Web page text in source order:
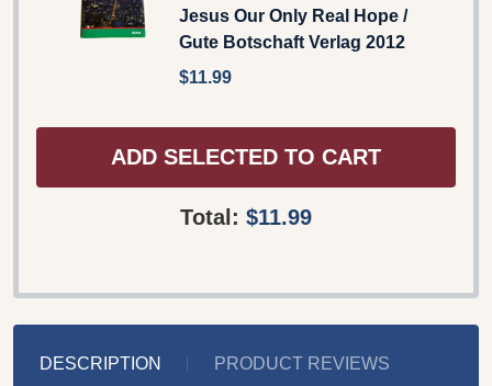
Jesus Our Only Real Hope /
Gute Botschaft Verlag 2012
$11.99
ADD SELECTED TO CART
Total: $11.99
DESCRIPTION PRODUCT REVIEWS